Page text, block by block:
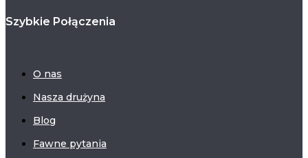
Szybkie Połączenia
O nas
Nasza drużyna
Blog
Fawne pytania